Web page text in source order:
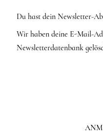
Du hast dein Newsletter-
Wir haben deine E-Mail-
Newsletterdatenbank